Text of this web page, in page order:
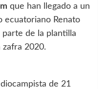
que han llegado a un
ecuatoriano Renato
de la plantilla
zafra 2020.
de 21